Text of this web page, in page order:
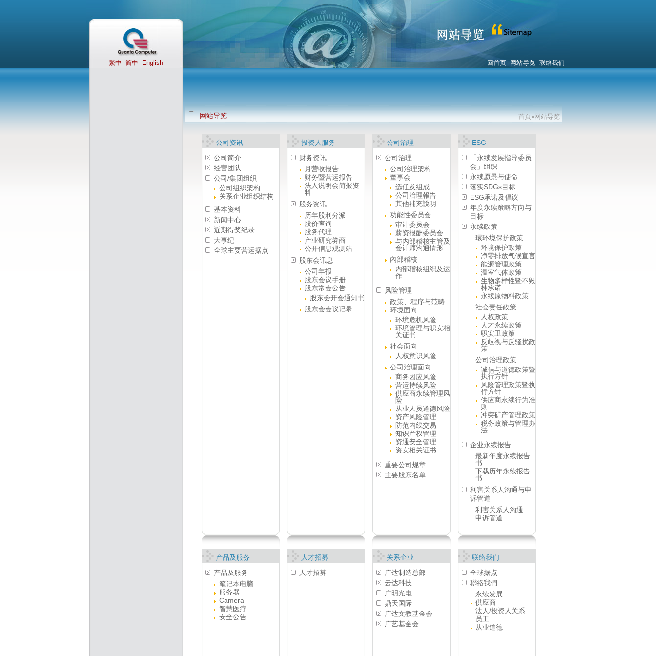
繁中 简中 English 回首页│ 网站导览│ 联络我们
网站导览 首頁»网站导览
公司资讯
公司简介
经营团队
公司/集团组织
公司组织架构
关系企业组织结构
基本资料
新闻中心
近期得奖纪录
大事纪
全球主要营运据点
投资人服务
财务资讯
月营收报告
财务暨营运报告
法人说明会简报资
料
股务资讯
历年股利分派
股价查询
股务代理
产业研究劵商
公开信息观测站
股东会讯息
公司年报
股东会议手册
股东常会公告
股东会开会通知书
股东会会议记录
公司治理
公司治理
公司治理架构
董事会
选任及组成
公司治理報告
其他補充說明
功能性委员会
审计委员会
薪资报酬委员会
与内部稽核主管及
会计师沟通情形
內部稽核
内部稽核组织及运
作
风险管理
政策、程序与范畴
环境面向
环境危机风险
环境管理与职安相
关证书
社会面向
人权意识风险
公司治理面向
商务因应风险
营运持续风险
供应商永续管理风
险
从业人员道德风险
资产风险管理
防范内线交易
知识产权管理
资通安全管理
资安相关证书
重要公司规章
主要股东名单
产品及服务
产品及服务
笔记本电脑
服务器
Camera
智慧医疗
安全公告
人才招募
人才招募
关系企业
广达制造总部
云达科技
广明光电
鼎天国际
广达文教基金会
广艺基金会
ESG
「永续发展指导委员
会」组织
永续愿景与使命
落实SDGs目标
ESG承诺及倡议
年度永续策略方向与
目标
永续政策
環环境保护政策
环境保护政策
净零排放气候宣言
能源管理政策
温室气体政策
生物多样性暨不毁
林承诺
永续原物料政策
社会责任政策
人权政策
人才永续政策
职安卫政策
反歧视与反骚扰政
策
公司治理政策
诚信与道德政策暨
执行方针
风险管理政策暨执
行方针
供应商永续行为准
则
冲突矿产管理政策
税务政策与管理办
法
企业永续报告
最新年度永续报告
书
下载历年永续报告
书
利害关系人沟通与申
诉管道
利害关系人沟通
申诉管道
联络我们
全球据点
聯絡我們
永续发展
供应商
法人/投资人关系
员工
从业道德